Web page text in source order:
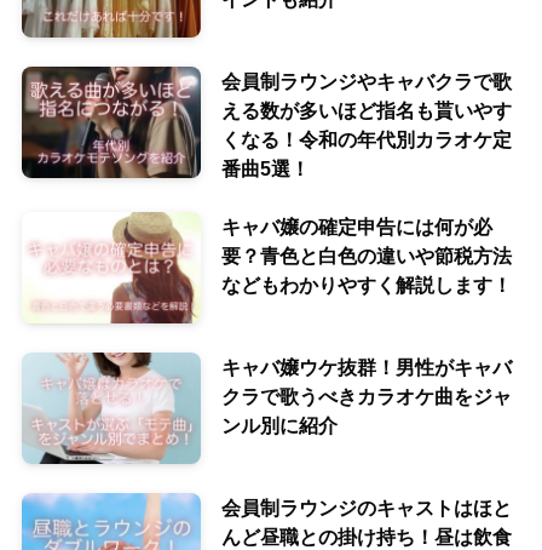
会員制ラウンジやキャバクラで歌
える数が多いほど指名も貰いやす
くなる！令和の年代別カラオケ定
番曲5選！
キャバ嬢の確定申告には何が必
要？青色と白色の違いや節税方法
などもわかりやすく解説します！
キャバ嬢ウケ抜群！男性がキャバ
クラで歌うべきカラオケ曲をジャ
ンル別に紹介
会員制ラウンジのキャストはほと
んど昼職との掛け持ち！昼は飲食